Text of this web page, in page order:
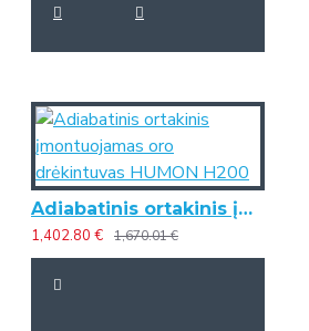
Adiabatinis ortakinis įmontuojamas oro drėkintuvas HUMON H200
1,402.80 € 1,670.01 €